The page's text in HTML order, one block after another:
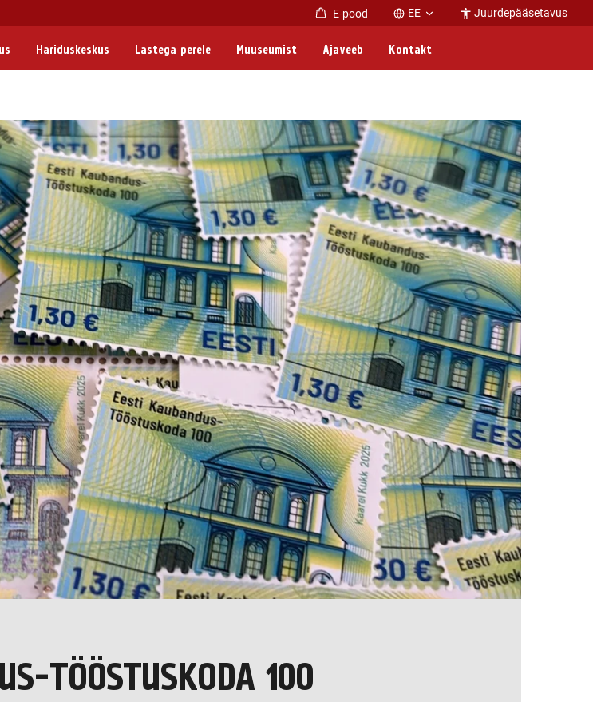
E-pood EE Juurdepääsetavus
Hariduskeskus Lastega perele Muuseumist Ajaveeb Kontakt
TÖÖSTUSKODA 100